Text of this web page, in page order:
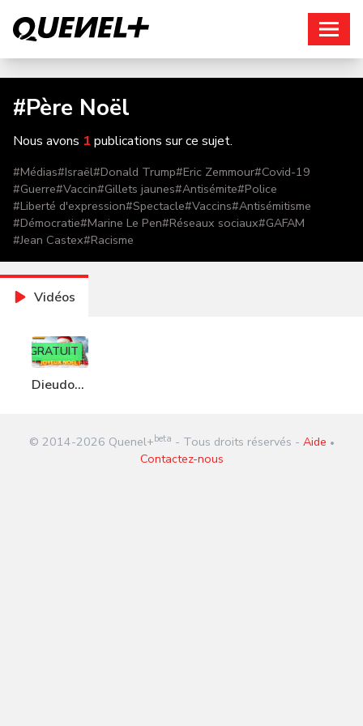
#Père Noël
Nous avons 1 publications sur ce sujet.
#Médias#Israël#Donald Trump#Eric Zemmour#Covid-19
#Guerre#Vaccin#Gillets jaunes#Antisémite#Police
#Liberté d'expression#Spectacle#Vaccins#Antisémitisme
#Démocratie#Marine Le Pen#Réseaux sociaux#GAFAM
#Jean Castex#Racisme
Vidéos
GRATUIT
Dieudo
un joyeux
© 2014-2026 Quenel+ beta - Tous droits réservés - Aide •
Contactez-nous